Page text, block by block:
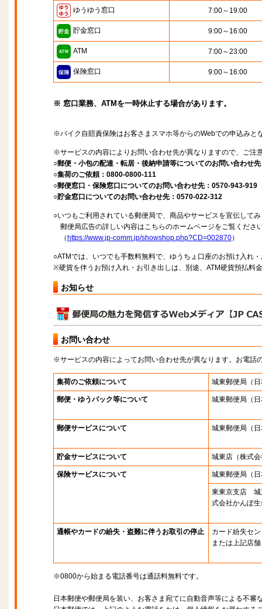
ゆうゆう窓口 7:00～19:00
貯金窓口 9:00～16:00
ATM 7:00～23:00
保険窓口 9:00～16:00
※ 窓口業務、ATMを一時休止する場合があります。
※バイク自賠責保険はお客さまスマホ等からのWebでの申込みと
※サービスの内容によりお問い合わせ先が異なりますので、ご注
○郵便・小包の配達・転居・後納申請等についてのお問い合わせ
○集荷のご依頼：0800-0800-111
○郵便窓口・保険窓口についてのお問い合わせ先：0570-943-919
○貯金窓口についてのお問い合わせ先：0570-022-312
○いつもご利用されている郵便局で、商品やサービスを宣伝して
郵便局広告の詳しい内容はこちらのホームページをご覧くださ
（ https://www.jp-comm.jp/showshop.php?CD=002870）
○ATMでは、いつでも手数料無料で、ゆうちょ口座のお預け入れ
※硬貨を伴うお預け入れ・お引き出しは、別途、ATM硬貨預払料
お知らせ
お問い合わせ
※サービスの内容によってお問い合わせ先が異なります。お電話
集荷のご依頼について 城東郵便局 （
郵便・ゆうパック等について 城東郵便局 （
郵便サービスについて 城東郵便局 （
貯金サービスについて 城東店 （株式
保険サービスについて 城東郵便局 （
東東京支店 城
式会社かんぽ
通帳やカードの紛失・盗難に伴うお取引の停止
カード紛失セ
または上記店舗
※0800から始まる電話番号は通話料無料です。
日本郵便や郵便局を装い、お客さま宛てに自動音声等による不審